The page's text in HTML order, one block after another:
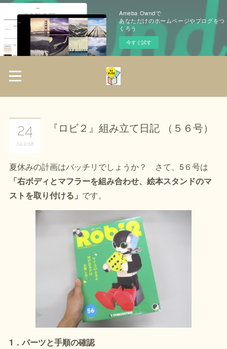
Ameba Owndで
あなただけのホームページやブログをつ
くろう
今すぐ試す
24
Jul 2018
『ロビ２』組み立て日記 （５６号）
夏休みの計画はバッチリでしょうか？ さて、5６号は
「右ボディとマフラーを組み合わせ、絵本スタンドのマ
ストを取り付ける」 です。
1．パーツと手順の確認